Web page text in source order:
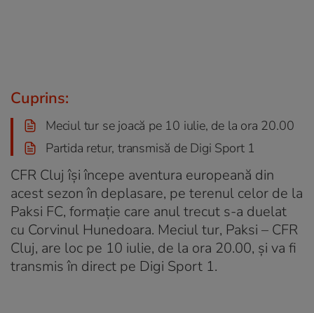
Cuprins:
Meciul tur se joacă pe 10 iulie, de la ora 20.00
Partida retur, transmisă de Digi Sport 1
CFR Cluj își începe aventura europeană din
acest sezon în deplasare, pe terenul celor de la
Paksi FC, formație care anul trecut s-a duelat
cu Corvinul Hunedoara. Meciul tur, Paksi – CFR
Cluj, are loc pe 10 iulie, de la ora 20.00, și va fi
transmis în direct pe Digi Sport 1.